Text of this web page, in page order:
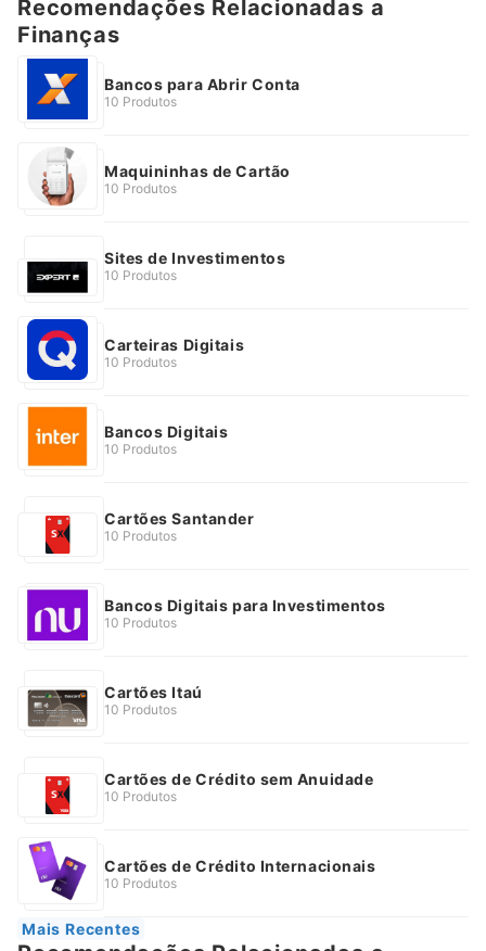
Recomendações Relacionadas a
Finanças
Bancos para Abrir Conta
10 Produtos
Maquininhas de Cartão
10 Produtos
Sites de Investimentos
10 Produtos
Carteiras Digitais
10 Produtos
Bancos Digitais
10 Produtos
Cartões Santander
10 Produtos
Bancos Digitais para Investimentos
10 Produtos
Cartões Itaú
10 Produtos
Cartões de Crédito sem Anuidade
10 Produtos
Cartões de Crédito Internacionais
10 Produtos
Mais Recentes